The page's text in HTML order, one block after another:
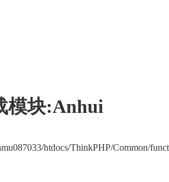
模块:Anhui
htdocs/ThinkPHP/Common/